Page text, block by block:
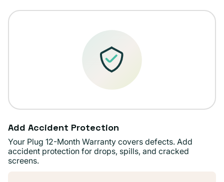
no
Add Accident Protection
Your Plug 12-Month Warranty covers defects. Add
accident protection for drops, spills, and cracked
screens.